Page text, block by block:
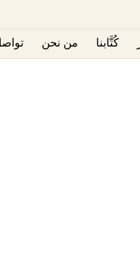
كُتَّابنا من نحن